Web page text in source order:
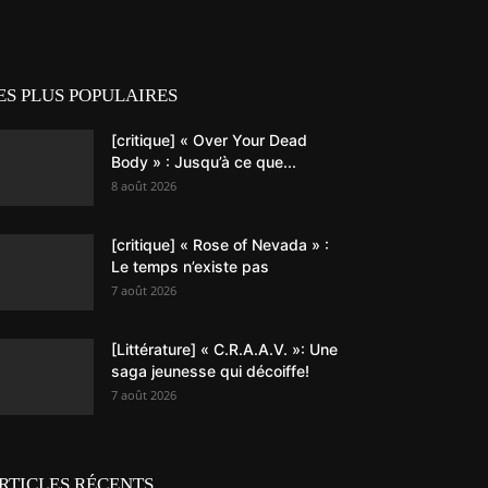
PLUS POPULAIRES
[critique] « Over Your Dead
Body » : Jusqu’à ce que...
8 août 2026
[critique] « Rose of Nevada » :
Le temps n’existe pas
7 août 2026
[Littérature] « C.R.A.A.V. »: Une
saga jeunesse qui décoiffe!
7 août 2026